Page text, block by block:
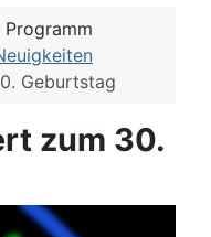
Programm
Geburtstag
zum 30.